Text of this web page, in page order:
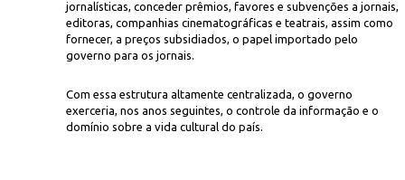
jornalísticas, conceder prêmios, favores e subvenções a jornais,
editoras, companhias cinematográficas e teatrais, assim como
fornecer, a preços subsidiados, o papel importado pelo
governo para os jornais.
Com essa estrutura altamente centralizada, o governo
exerceria, nos anos seguintes, o controle da informação e o
domínio sobre a vida cultural do país.